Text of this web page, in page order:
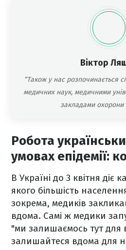
Віктор
“Також у нас розпочинається
медичних наук, медичними
закладами охорони
Робота
умовах епідемії:
В Україні до 3 квітня діє
якого більшість
зокрема, медиків
вдома. Самі ж медики
"ми залишаємось тут для
залишайтеся вдома для